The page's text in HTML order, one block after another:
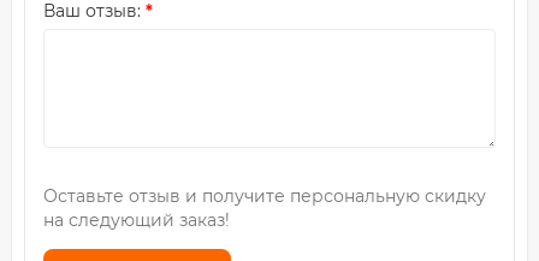
Ваш отзыв:
Оставьте отзыв и получите персональную скидку
на следующий заказ!